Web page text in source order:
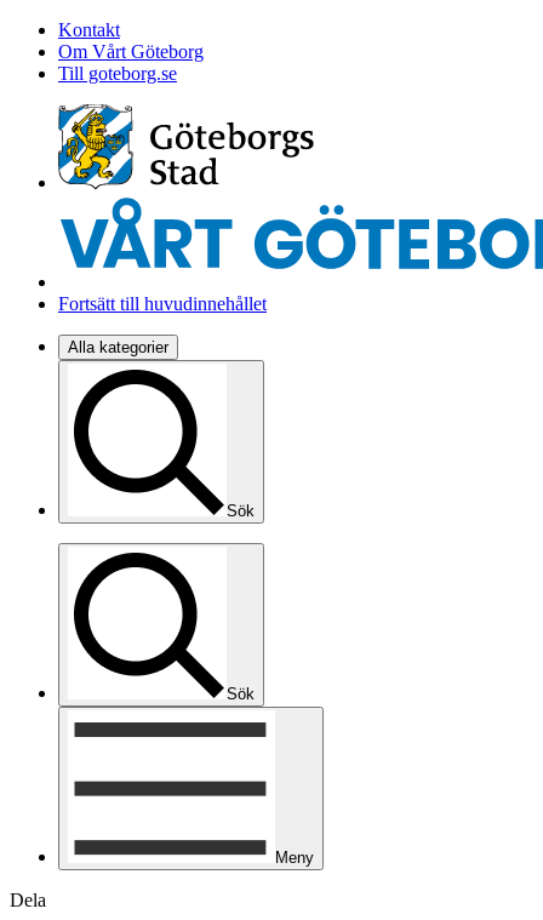
Kontakt
Om Vårt Göteborg
Till goteborg.se
Fortsätt till huvudinnehållet
Alla kategorier
Sök
Sök
Meny
Dela